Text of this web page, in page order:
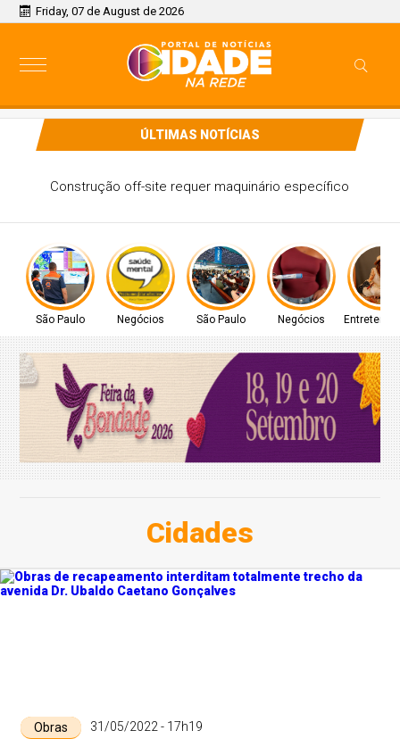
Friday, 07 de August de 2026
ÚLTIMAS NOTÍCIAS
Provão Paulista Seriado: confira o edital da edição de 2026
São Paulo Negócios São Paulo Negócios
Cidades
Obras 31/05/2022 - 17h19